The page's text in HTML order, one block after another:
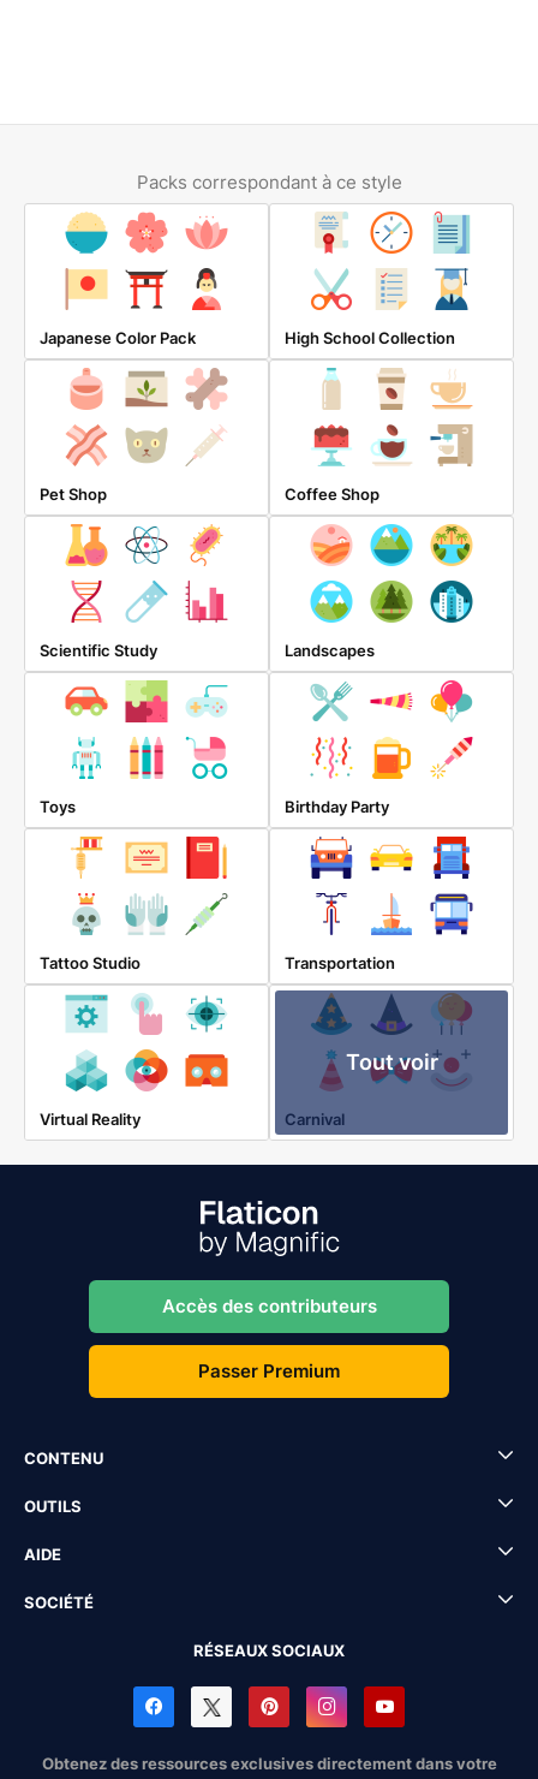
Packs correspondant à ce style
Japanese Color Pack High School Collection
Pet Shop Coffee Shop
Scientific Study Landscapes
Toys Birthday Party
Tattoo Studio Transportation
Virtual Reality
Tout voir
Carnival
Accès des contributeurs
Passer Premium
CONTENU
OUTILS
AIDE
SOCIÉTÉ
RÉSEAUX SOCIAUX
Obtenez des ressources exclusives directement dans votre